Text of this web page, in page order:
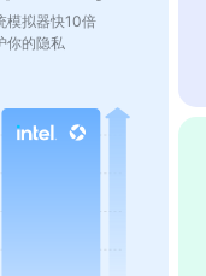
模拟器快10倍
你的隐私